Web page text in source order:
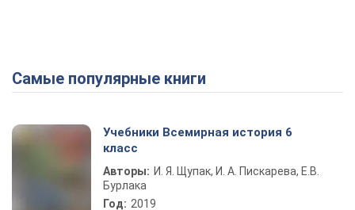
Самые популярные книги
Учебники Всемирная история 6
класс
Авторы: И. Я. Щупак, И. А. Пискарева, Е.В.
Бурлака
Год: 2019